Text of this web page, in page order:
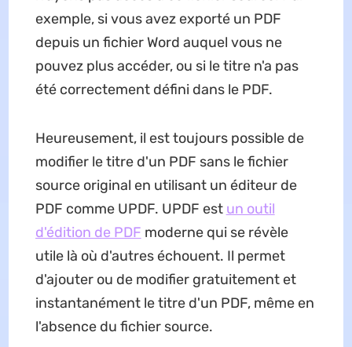
exemple, si vous avez exporté un PDF
depuis un fichier Word auquel vous ne
pouvez plus accéder, ou si le titre n'a pas
été correctement défini dans le PDF.
Heureusement, il est toujours possible de
modifier le titre d'un PDF sans le fichier
source original en utilisant un éditeur de
PDF comme UPDF. UPDF est un outil
d'édition de PDF moderne qui se révèle
utile là où d'autres échouent. Il permet
d'ajouter ou de modifier gratuitement et
instantanément le titre d'un PDF, même en
l'absence du fichier source.